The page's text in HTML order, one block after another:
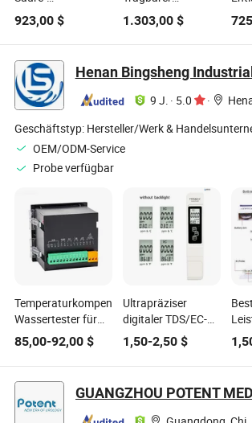
Batterietester für
Rechenzentrums-
Stromversorgungssysteme
923,00 $
Batterietester mit
Pulsreparatursystem
1.303,00$
Henan Bingsheng
9 J. · 5.0 ·
Geschäftstyp: Hersteller/Werk &
OEM/ODM-Service
Probe verfügbar
Temperaturkompensierter
Wassertester für
verbesserte
Aquarienkontrollsysteme
85,00-92,00 $
Ultrapräziser
digitaler TDS/EC-
Wasserqualitätstester
für aquatische
Systeme
1,50-2,50$
für